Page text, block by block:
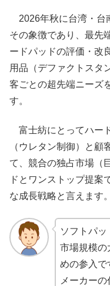
2026年秋に台湾・台
その象徴であり、最先
ードパッドの評価・改
用品（デファクトスタ
客ごとの超先端ニーズ
す。
富士紡にとってハー
（ウレタン制御）と顧
て、競合の独占市場（
ドとワンストップ提案
な成長戦略と言えます。
ソフトパッ
市場規模の
めの参入で
メーカー